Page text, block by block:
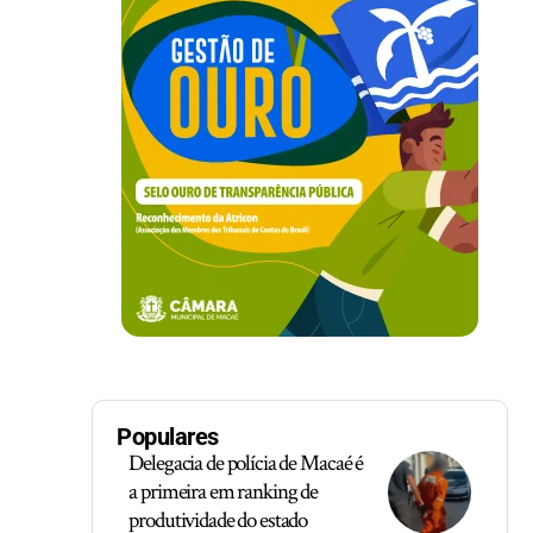
Populares
Delegacia de polícia de Macaé é
a primeira em ranking de
produtividade do estado